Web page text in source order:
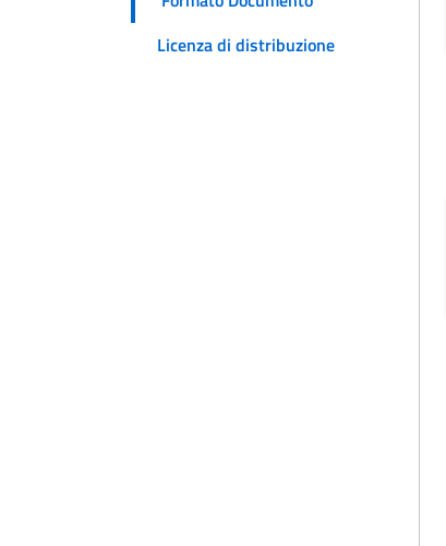
Licenza di distribuzione